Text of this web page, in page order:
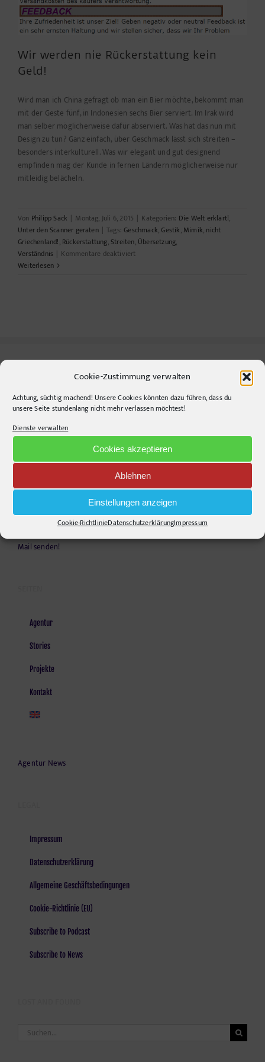
Cookie-Zustimmung verwalten
Achtung, süchtig machend! Unsere Cookies könnten dazu führen, dass du
unsere Seite stundenlang nicht mehr verlassen möchtest!
Dienste verwalten
Cookies akzeptieren
Ablehnen
Einstellungen anzeigen
Cookie-RichtlinieDatenschutzerklärungImpressum
Wir werden nie Rückerstattung kein
Geld!
Wird man ich China gefragt ob man ein Bier möchte, bekommt man
mit der Geste fünf, in Indonesien sechs Bier serviert. Im Irak wird
man selber möglicherweise dafür abserviert. Was hat das nun mit
Design zu tun? Ganz einfach, über Geschmack lässt sich streiten –
besonders interkulturell. Was wir elegant und gut designend
empfinden mag der Kunde in fernen Ländern möglicherweise nur
mitleidig belächeln.
Von Philipp Sack | Montag, Juli 6, 2015 | Kategorien: Die Welt erklärt!,
Unter den Scanner geraten | Tags:Geschmack,Gestik, Mimik, nicht
Griechenland!, Rückerstattung,Streiten, Übersetzung,
Verständnis | Kommentare deaktiviertfür
Weiterlesen
pr-ide
Krefelder Straße 11A
10555Berlin
Telephone:+49306860203
Opening Hours:
Monday - Friday, 9am - 6pm
Kontakt und Anfahrt
Mail senden!
Agentur
Stories
Projekte
Kontakt
Agentur News
Impressum
Datenschutzerklärung
Allgemeine Geschäftsbedingungen
Cookie-Richtlinie (EU)
Subscribe to Podcast
Subscribe to News
Suche